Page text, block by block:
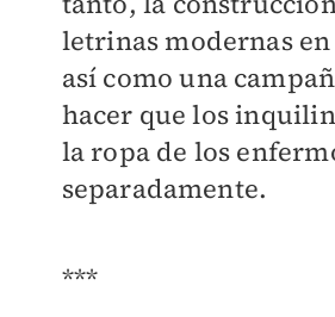
letrinas modernas
así como una
hacer que los
la ropa de los
separadamente.
***